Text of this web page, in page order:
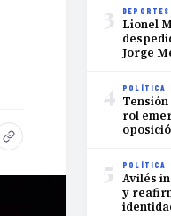
3 DEPORTES
Lionel
Jorge
4 POLÍTICA
rol
5 POLÍTICA
Avilés
y